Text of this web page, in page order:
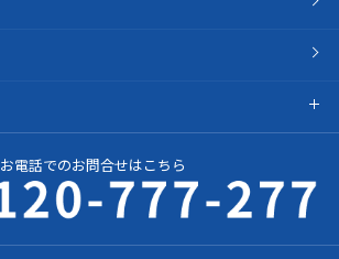
お電話でのお問合せはこちら